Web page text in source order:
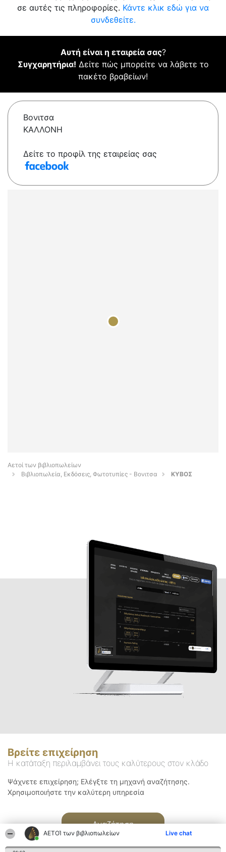
ΑΕΤΟΊ των βιβλιοπωλείων Live chat
σε αυτές τις πληροφορίες. Κάντε κλικ εδώ για να
συνδεθείτε.
Αυτή είναι η εταιρεία σας?
Συγχαρητήρια! Δείτε πώς μπορείτε να λάβετε το
πακέτο βραβείων!
Βονιτσα
ΚΑΛΛΟΝΗ
Δείτε το προφίλ της εταιρείας σας
Αετοί των βιβλιοπωλείων
Βιβλιοπωλεία, Εκδόσεις, Φωτοτυπίες - Βονιτσα
ΚΥΒΟΣ
Βρείτε επιχείρηση
Η κατάταξη περιλαμβάνει τους καλύτερους στον κλάδο
Ψάχνετε επιχείρηση; Ελέγξτε τη μηχανή αναζήτησης.
Χρησιμοποιήστε την καλύτερη υπηρεσία
Αναζήτηση